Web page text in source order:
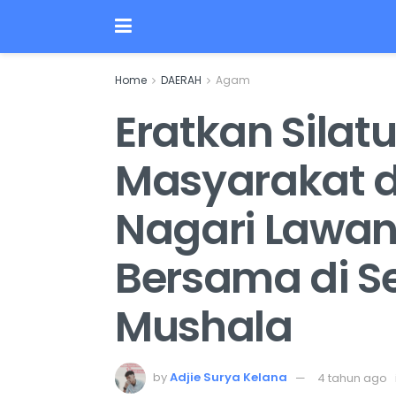
Home DAERAH Agam
Eratkan
Masyarakat
Nagari
Bersama di
Mushala
byAdjie Surya Kelana 4 tahun ago